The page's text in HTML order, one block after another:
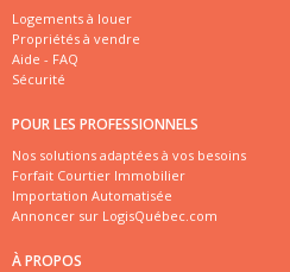
Logements à louer
Propriétés à vendre
Aide - FAQ
Sécurité
POUR LES PROFESSIONNELS
Nos solutions adaptées à vos besoins
Forfait Courtier Immobilier
Importation Automatisée
Annoncer sur LogisQuébec.com
À PROPOS